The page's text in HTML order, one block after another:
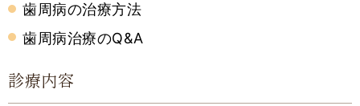
歯周病の治療方法
歯周病治療のQ&A
診療内容